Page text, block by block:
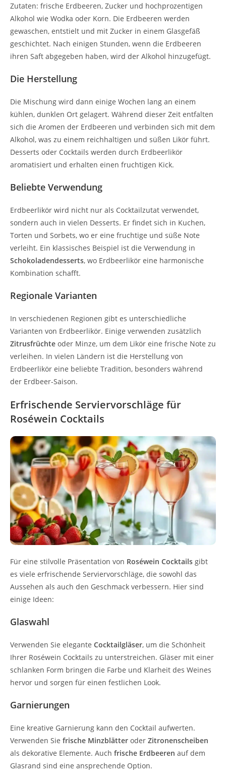
Zutaten: frische Erdbeeren, Zucker und hochprozentigen
Alkohol wie Wodka oder Korn. Die Erdbeeren werden
gewaschen, entstielt und mit Zucker in einem Glasgefäß
geschichtet. Nach einigen Stunden, wenn die Erdbeeren
ihren Saft abgegeben haben, wird der Alkohol hinzugefügt.
Die Herstellung
Die Mischung wird dann einige Wochen lang an einem
kühlen, dunklen Ort gelagert. Während dieser Zeit entfalten
sich die Aromen der Erdbeeren und verbinden sich mit dem
Alkohol, was zu einem reichhaltigen und süßen Likör führt.
Desserts oder Cocktails werden durch Erdbeerlikör
aromatisiert und erhalten einen fruchtigen Kick.
Beliebte Verwendung
Erdbeerlikör wird nicht nur als Cocktailzutat verwendet,
sondern auch in vielen Desserts. Er findet sich in Kuchen,
Torten und Sorbets, wo er eine fruchtige und süße Note
verleiht. Ein klassisches Beispiel ist die Verwendung in
Schokoladendesserts, wo Erdbeerlikör eine harmonische
Kombination schafft.
Regionale Varianten
In verschiedenen Regionen gibt es unterschiedliche
Varianten von Erdbeerlikör. Einige verwenden zusätzlich
Zitrusfrüchte oder Minze, um dem Likör eine frische Note zu
verleihen. In vielen Ländern ist die Herstellung von
Erdbeerlikör eine beliebte Tradition, besonders während
der Erdbeer-Saison.
Erfrischende Serviervorschläge für
Roséwein Cocktails
Für eine stilvolle Präsentation von Roséwein Cocktails gibt
es viele erfrischende Serviervorschläge, die sowohl das
Aussehen als auch den Geschmack verbessern. Hier sind
einige Ideen:
Glaswahl
Verwenden Sie elegante Cocktailgläser, um die Schönheit
Ihrer Roséwein Cocktails zu unterstreichen. Gläser mit einer
schlanken Form bringen die Farbe und Klarheit des Weines
hervor und sorgen für einen festlichen Look.
Garnierungen
Eine kreative Garnierung kann den Cocktail aufwerten.
Verwenden Sie frische Minzblätter oder Zitronenscheiben
als dekorative Elemente. Auch frische Erdbeeren auf dem
Glasrand sind eine ansprechende Option.